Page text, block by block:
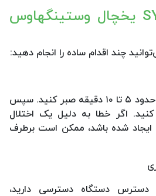
چگونه ارور SY-CE یخچال وستینگهاوس
چند اقدام ساده را انجام دهید:
یخچال را از برق بکشید و حدود ۵ تا ۱۰ دقیقه صبر کنید. سپس
اگر خطا به دلیل یک اختلال
شده باشد، ممکن است برطرف
دستگاه دسترسی دارید،